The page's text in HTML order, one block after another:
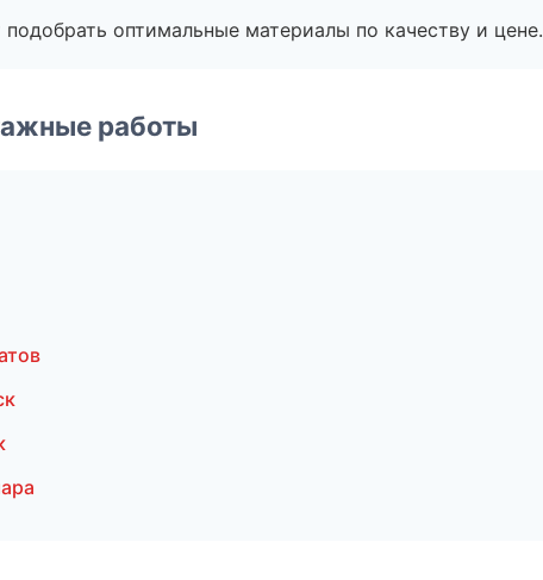
оптимальные материалы по качеству и цене.
работы